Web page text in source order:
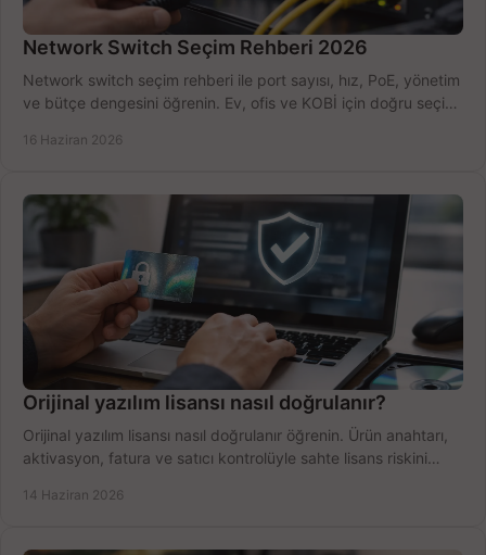
Network Switch Seçim Rehberi 2026
Network switch seçim rehberi ile port sayısı, hız, PoE, yönetim
ve bütçe dengesini öğrenin. Ev, ofis ve KOBİ için doğru seçimi
16 Haziran 2026
Orijinal yazılım lisansı nasıl doğrulanır?
Orijinal yazılım lisansı nasıl doğrulanır öğrenin. Ürün anahtarı,
aktivasyon, fatura ve satıcı kontrolüyle sahte lisans riskini
14 Haziran 2026